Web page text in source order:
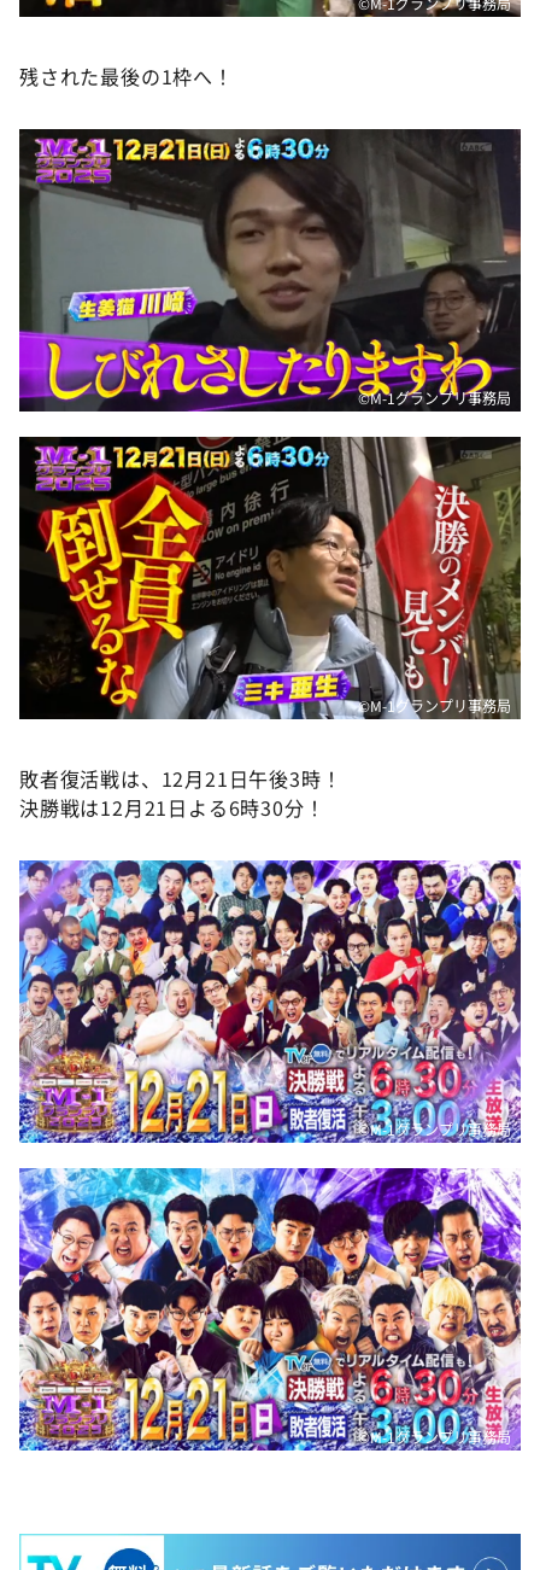
残された最後の1枠へ！
©M-1グランプリ事務局
©M-1グランプリ事務局
敗者復活戦は、12月21日午後3時！
決勝戦は12月21日よる6時30分！
©M-1グランプリ事務局
©M-1グランプリ事務局